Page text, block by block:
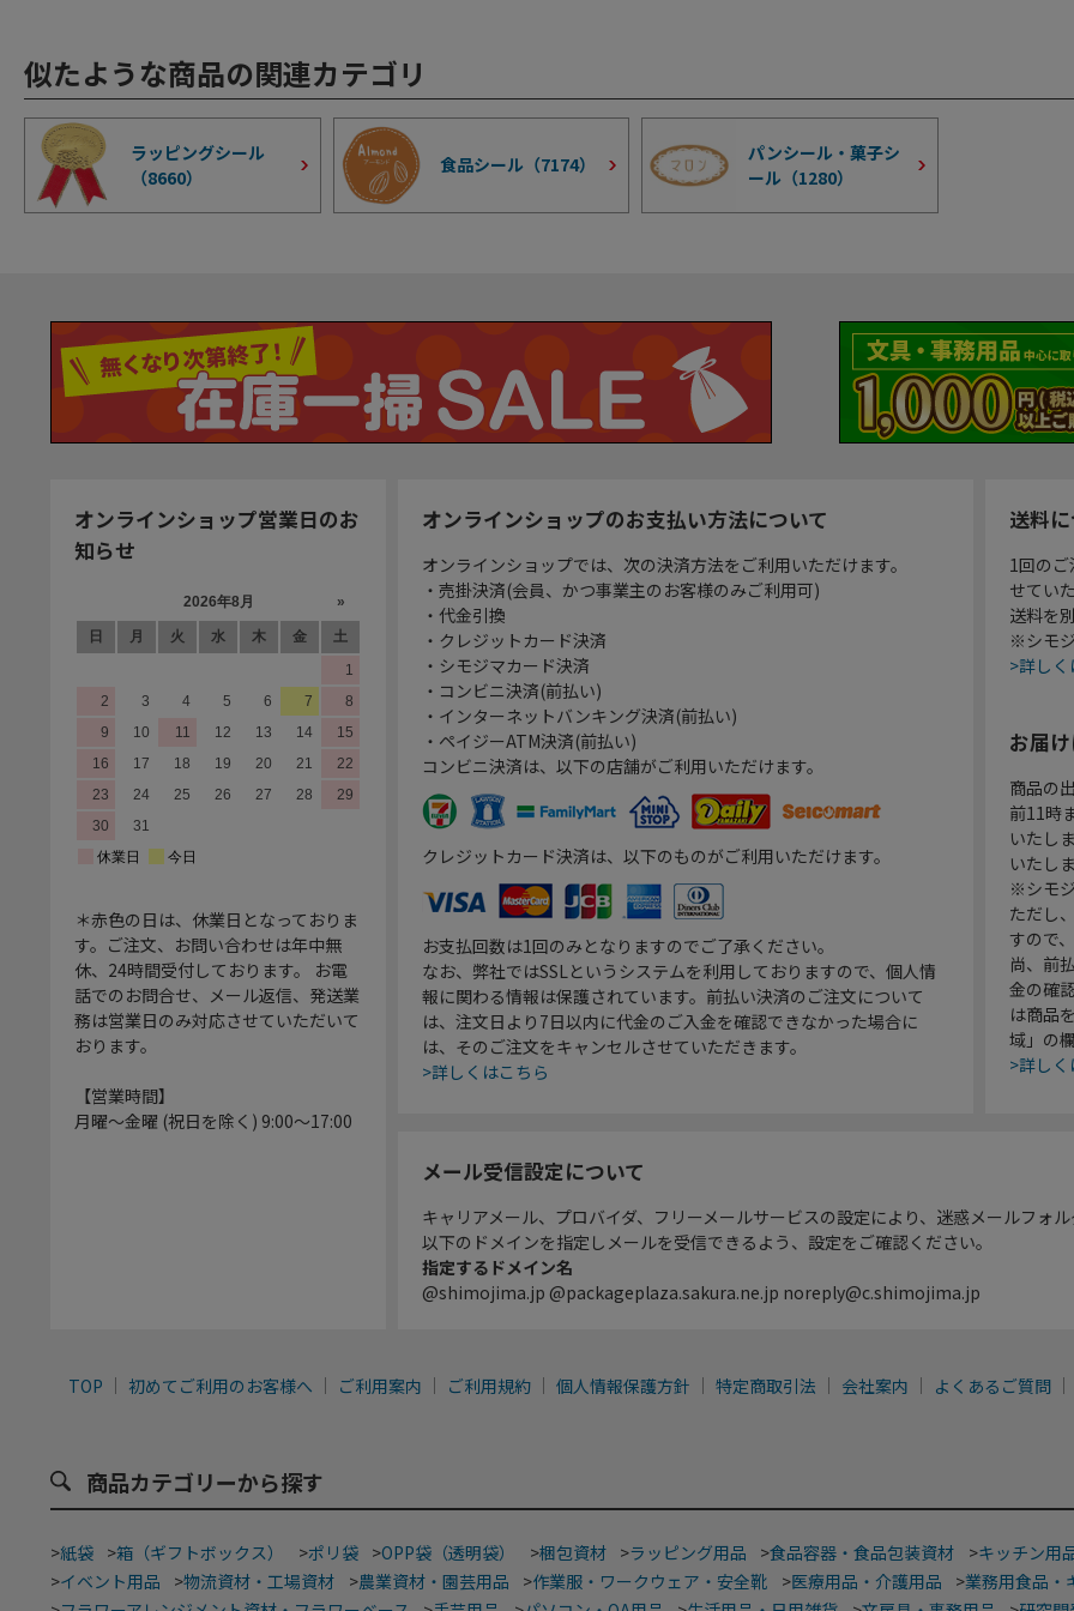
似たような商品の関連カテゴリ
ラッピングシール
（8660）
食品シール（7174）
パンシール・菓子シ
ール（1280）
オンラインショップ営業日のお
知らせ
＊赤色の日は、休業日となっておりま
す。ご注文、お問い合わせは年中無
休、24時間受付しております。 お電
話でのお問合せ、メール返信、発送業
務は営業日のみ対応させていただいて
おります。
【営業時間】
月曜～金曜 (祝日を除く) 9:00～17:00
オンラインショップのお支払い方法について
オンラインショップでは、次の決済方法をご利用いただけます。
・売掛決済(会員、かつ事業主のお客様のみご利用可)
・代金引換
・クレジットカード決済
・シモジマカード決済
・コンビニ決済(前払い)
・インターネットバンキング決済(前払い)
・ペイジーATM決済(前払い)
コンビニ決済は、以下の店舗がご利用いただけます。
クレジットカード決済は、以下のものがご利用いただけます。
お支払回数は1回のみとなりますのでご了承ください。
なお、弊社ではSSLというシステムを利用しておりますので、個人情
報に関わる情報は保護されています。前払い決済のご注文について
は、注文日より7日以内に代金のご入金を確認できなかった場合に
は、そのご注文をキャンセルさせていただきます。
>詳しくはこちら
送料
1回の
せてい
送料を
※シモ
>詳し
お届
商品の
前11時
いたし
いたし
※シモ
ただし
すので
尚、前
金の確
は商品
域」の
>詳し
メール受信設定について
キャリアメール、プロバイダ、フリーメールサービスの設定により、迷惑メールフォ
以下のドメインを指定しメールを受信できるよう、設定をご確認ください。
指定するドメイン名
@shimojima.jp @packageplaza.sakura.ne.jp noreply@c.shimojima.jp
TOP 初めてご利用のお客様へ ご利用案内 ご利用規約 個人情報保護方針 特定商取引法 会社案内 よくあるご質問
商品カテゴリーから探す
>紙袋 >箱（ギフトボックス） >ポリ袋 >OPP袋（透明袋） >梱包資材 >ラッピング用品 >食品容器・食品包装資材 >キッチン用
>イベント用品 >物流資材・工場資材 >農業資材・園芸用品 >作業服・ワークウェア・安全靴 >医療用品・介護用品 >業務用食品・